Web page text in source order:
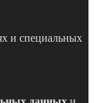
и специальных